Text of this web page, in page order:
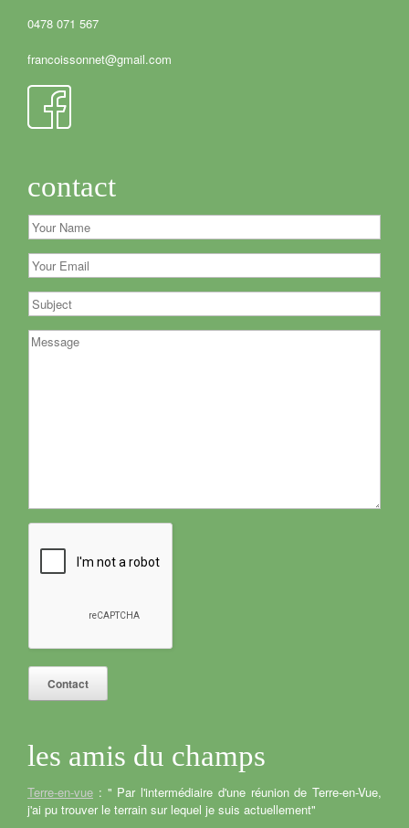
0478 071 567
francoissonnet@gmail.com
contact
Contact
les amis du champs
Terre-en-vue : " Par l'intermédiaire d'une réunion de Terre-en-Vue,
j'ai pu trouver le terrain sur lequel je suis actuellement"